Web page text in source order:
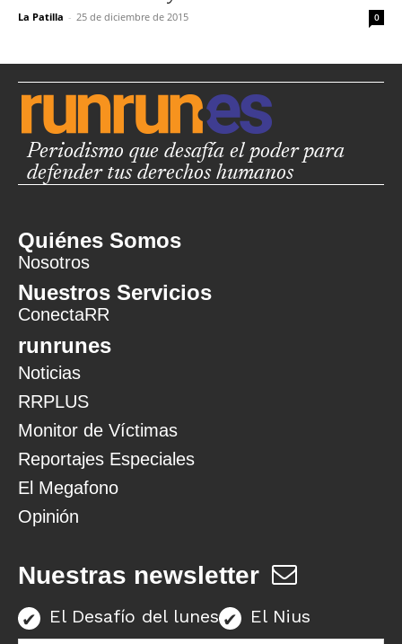
La Patilla - 25 de diciembre de 2015 0
Periodismo que desafía el poder para
defender tus derechos humanos
Quiénes Somos
Nosotros
Nuestros Servicios
ConectaRR
runrunes
Noticias
RRPLUS
Monitor de Víctimas
Reportajes Especiales
El Megafono
Opinión
Nuestras newsletter
El Desafío del lunes El Nius